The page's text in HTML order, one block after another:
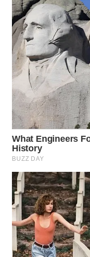
LABUHANBATU
WN
TAPANULI
TENGAH
WN DELI
SERDANG
WN
TEBING
TINGGI
WN
PAKPAK
WN
KARAWANG
WN
BEKASI